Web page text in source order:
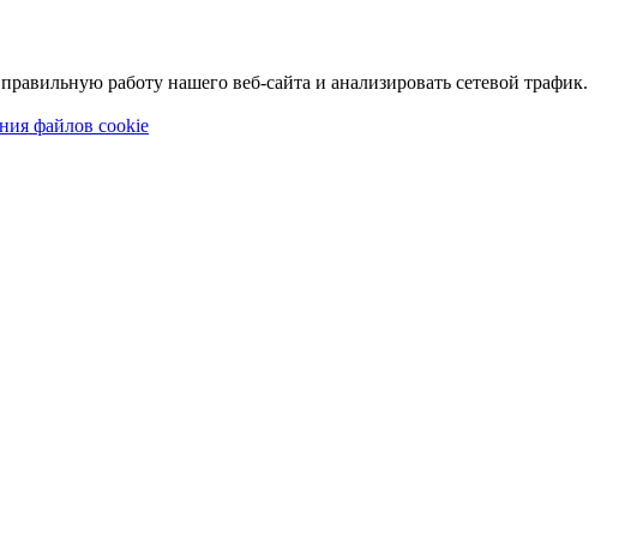
работу нашего веб-сайта и анализировать сетевой трафик.
файлов cookie